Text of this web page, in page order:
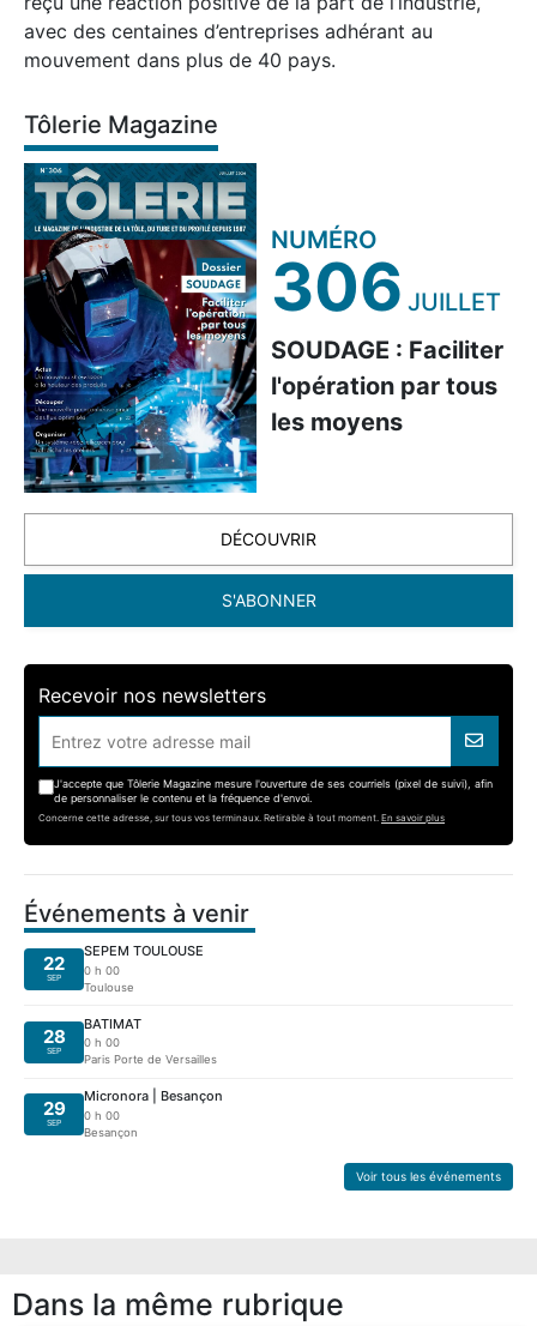
avec des centaines d’entreprises adhérant au
mouvement dans plus de 40 pays.
Tôlerie Magazine
NUMÉRO
306 JUILLET
SOUDAGE : Faciliter
l'opération par tous
les moyens
DÉCOUVRIR
S'ABONNER
Recevoir nos newsletters
J'accepte que Tôlerie Magazine mesure l'ouverture de ses courriels (pixel de suivi), afin
de personnaliser le contenu et la fréquence d'envoi.
Concerne cette adresse, sur tous vos terminaux. Retirable à tout moment. En savoir plus
Événements à venir
22
SEP
SEPEM TOULOUSE
0 h 00
Toulouse
28
SEP
BATIMAT
0 h 00
Paris Porte de Versailles
29
SEP
Micronora | Besançon
0 h 00
Besançon
Voir tous les événements
Dans la même rubrique